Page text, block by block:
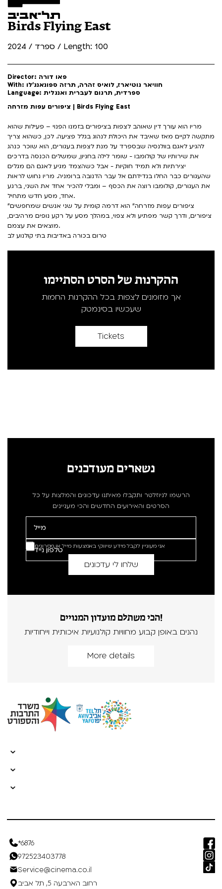
Birds Flying East
ספרד / 2024 / Length: 100
Director: פאו דורה
With: חוויאר גוטיארז, לואיס זהרה, תרזה ספונאנג'לו
Language: ספרדית, תרגום לעברית ואנגלית
ציפורים עפות מזרחה | Birds Flying East
מריו הוא עורך דין שאוהב לצפות בציפורים בזמנו הפנוי – פעילות שהוא
מתקשה לקיים מאז שאיבד את היכולת לנהוג בגלל פציעה. לכן, כשהוא צריך
להגיע לאגם בוולנסיה שבספרד על מנת לצפות בעגורים, הוא שוכר כנהג
את שירותיו של קולומבו - שומר לילה בחניון, שמשלים הכנסה בדרכים
יצירתיות ולא תמיד חוקיות - אבל כשהצמד מגיע לאגם הם מגלים
שהעגורים כבר החלו בנדידתם אל עבר הדנובה ברומניה. מריו נחוש לראות
את העגורים, קולומבו רוצה את הכסף – ומבלי להכיר אחד את השני, ברגע
אחד, מסע חדש מתחיל.
"ציפורים עפות מזרחה" הוא דרמה קומית על שני אנשים שמחפשים
ציפורים, ודרך קשר מפתיע ולא צפוי, במהלך מסע על רקע נופים מרהיבים,
מוצאים את עצמם.
טרום בכורה באדיבות בתי קולנוע לב
ההקרנות של הסרט הסתיימו
אך מזומנים לצפות בכל ההקרנות החמות
שעכשיו בסינמטק
Tickets
נשארים מעודכנים
הרשמו לניוזלטר ותקבלו מאיתנו עדכונים והמלצות על כל
הסרטים והאירועים החדשים והכי מעניינים
אני מעוניין לקבל מידע שיווקי באמצעות מייל או מסרונים
הכי משתלם מועדון המנויים!
נהנים באופן קבוע מחוויות קולנועיות איכותית וייחודיות
More details
*6876
972523403778
Service@cinema.co.il
רחוב הארבעה 5, תל אביב